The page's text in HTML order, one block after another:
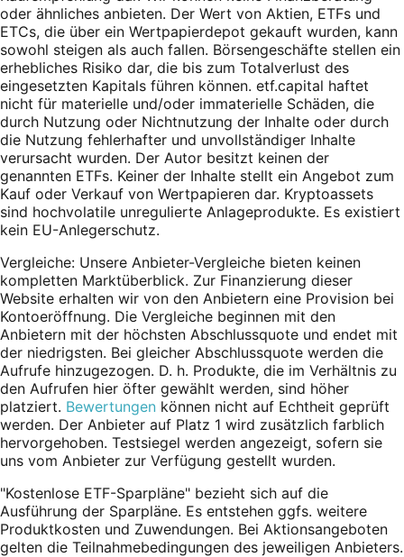
oder ähnliches anbieten. Der Wert von Aktien, ETFs und
ETCs, die über ein Wertpapierdepot gekauft wurden, kann
sowohl steigen als auch fallen. Börsengeschäfte stellen ein
erhebliches Risiko dar, die bis zum Totalverlust des
eingesetzten Kapitals führen können. etf.capital haftet
nicht für materielle und/oder immaterielle Schäden, die
durch Nutzung oder Nichtnutzung der Inhalte oder durch
die Nutzung fehlerhafter und unvollständiger Inhalte
verursacht wurden. Der Autor besitzt keinen der
genannten ETFs. Keiner der Inhalte stellt ein Angebot zum
Kauf oder Verkauf von Wertpapieren dar. Kryptoassets
sind hochvolatile unregulierte Anlageprodukte. Es existiert
kein EU-Anlegerschutz.
Vergleiche: Unsere Anbieter-Vergleiche bieten keinen
kompletten Marktüberblick. Zur Finanzierung dieser
Website erhalten wir von den Anbietern eine Provision bei
Kontoeröffnung. Die Vergleiche beginnen mit den
Anbietern mit der höchsten Abschlussquote und endet mit
der niedrigsten. Bei gleicher Abschlussquote werden die
Aufrufe hinzugezogen. D. h. Produkte, die im Verhältnis zu
den Aufrufen hier öfter gewählt werden, sind höher
platziert. Bewertungen können nicht auf Echtheit geprüft
werden. Der Anbieter auf Platz 1 wird zusätzlich farblich
hervorgehoben. Testsiegel werden angezeigt, sofern sie
uns vom Anbieter zur Verfügung gestellt wurden.
"Kostenlose ETF-Sparpläne" bezieht sich auf die
Ausführung der Sparpläne. Es entstehen ggfs. weitere
Produktkosten und Zuwendungen. Bei Aktionsangeboten
gelten die Teilnahmebedingungen des jeweiligen Anbieters.